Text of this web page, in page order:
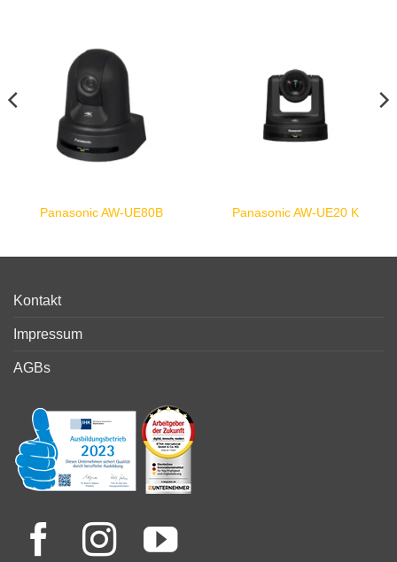
Panasonic AW-UE80B Panasonic AW-UE20 K
Kontakt
Impressum
AGBs